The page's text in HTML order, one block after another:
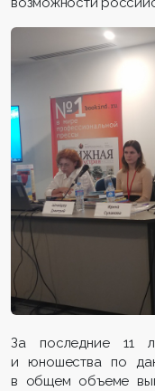
За последние 11
и юношества по
в общем объеме